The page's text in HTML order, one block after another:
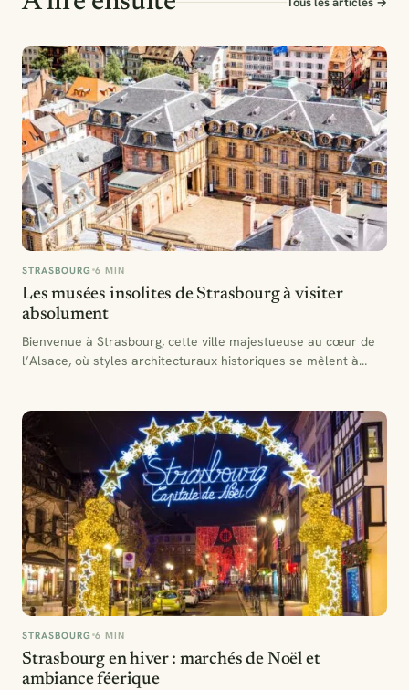
STRASBOURG 6 MIN
Les musées insolites de Strasbourg à visiter
absolument
Bienvenue à Strasbourg, cette ville majestueuse au cœur de
l’Alsace, où styles architecturaux historiques se mêlent à
STRASBOURG 6 MIN
Strasbourg en hiver : marchés de Noël et
ambiance féerique